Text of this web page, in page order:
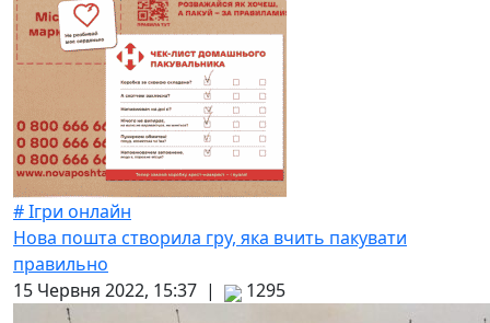
# Ігри онлайн
Нова пошта створила гру, яка вчить пакувати
правильно
15 Червня 2022, 15:37 |
1295